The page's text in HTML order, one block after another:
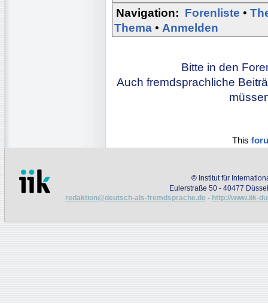
Navigation: Forenliste •
Thema • Anmelden
Bitte in den
Auch fremdsprachliche
This
© Institut für
Eulerstraße 50 - 40477
redaktion@deutsch-als-fremdsprache.de - http://www.iik-